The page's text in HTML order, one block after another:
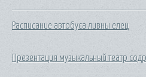
Расписание автобуса ливны елец
Презентация музыкальный театр